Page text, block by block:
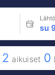
Lähtö
su
2 aikuiset 0